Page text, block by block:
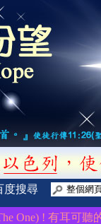
度搜尋
! 有耳可聽的